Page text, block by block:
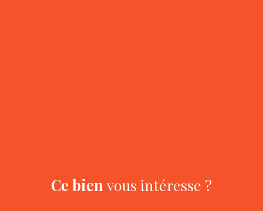
Ce bien vous intéresse ?